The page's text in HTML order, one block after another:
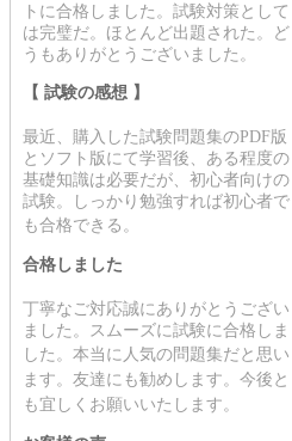
トに合格しました。試験対策として
は完璧だ。ほとんど出題された。ど
うもありがとうございました。
【 試験の感想 】
最近、購入した試験問題集のPDF版
とソフト版にて学習後、ある程度の
基礎知識は必要だが、初心者向けの
試験。しっかり勉強すれば初心者で
も合格できる。
合格しました
丁寧なご対応誠にありがとうござい
ました。スムーズに試験に合格しま
した。 本当に人気の問題集だと思い
ます。友達にも勧めします。今後と
も宜しくお願いいたします 。